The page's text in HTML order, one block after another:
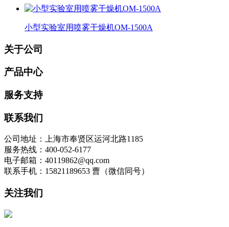
小型实验室用喷雾干燥机OM-1500A
关于公司
产品中心
服务支持
联系我们
公司地址：上海市奉贤区运河北路1185
服务热线：400-052-6177
电子邮箱：40119862@qq.com
联系手机：15821189653 曹（微信同号）
关注我们